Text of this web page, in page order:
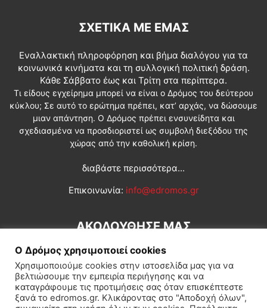
ΣΧΕΤΙΚΆ ΜΕ ΕΜΆΣ
Εναλλακτική πληροφόρηση και βήμα διαλόγου για τα
κοινωνικά κινήματα και τη συλλογική πολιτική δράση.
Κάθε Σάββατο έως και Τρίτη στα περίπτερα.
Τι είδους εγχείρημα μπορεί να είναι ο Δρόμος του δεύτερου
κύκλου; Σε αυτό το ερώτημα πρέπει, κατ’ αρχάς, να δώσουμε
μιαν απάντηση. Ο Δρόμος πρέπει ενσυνείδητα και
σχεδιασμένα να προσδιοριστεί ως συμβολή διεξόδου της
χώρας από την καθολική κρίση.
διαβάστε περισσότερα...
Επικοινωνία: info@edromos.gr
ΑΚΟΛΟΥΘΗΣΕ ΜΑΣ
Ο Δρόμος χρησιμοποιεί cookies
Χρησιμοποιούμε cookies στην ιστοσελίδα μας για να
βελτιώσουμε την εμπειρία περιήγησης και να
καταγράφουμε τις προτιμήσεις σας όταν επισκέπτεστε
ξανά το edromos.gr. Κλικάροντας στο "Αποδοχή όλων",